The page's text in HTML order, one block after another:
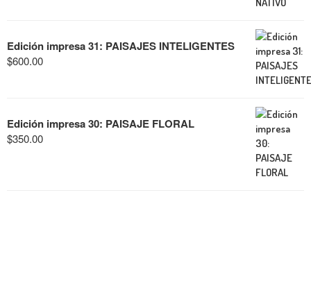
Edición impresa 31: PAISAJES INTELIGENTES
$600.00
Edición impresa 30: PAISAJE FLORAL
$350.00